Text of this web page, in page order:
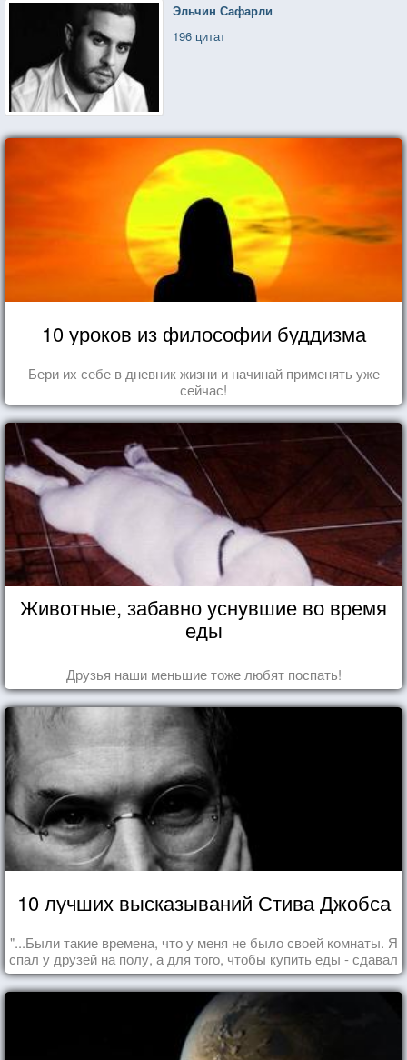
Эльчин Сафарли
196 цитат
10 уроков из философии буддизма
Бери их себе в дневник жизни и начинай применять уже
сейчас!
Животные, забавно уснувшие во время
еды
Друзья наши меньшие тоже любят поспать!
10 лучших высказываний Стива Джобса
"...Были такие времена, что у меня не было своей комнаты. Я
спал у друзей на полу, а для того, чтобы купить еды - сдавал
бутылки из под кока-колы"